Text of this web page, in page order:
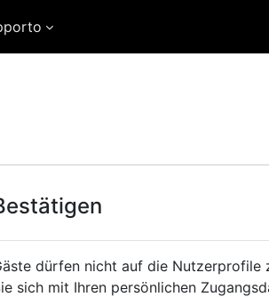
dürfen nicht auf die Nutzerprofile
sich mit Ihren persönlichen